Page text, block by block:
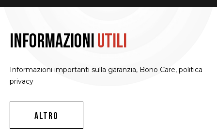
Informazioniutili
Informazioni importanti sulla garanzia, Bono Care, politica
privacy
ALTRO